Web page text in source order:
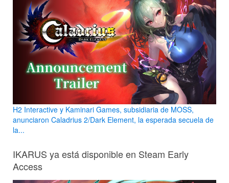
H2 Interactive y Kaminari Games, subsidiaria de MOSS,
anunciaron Caladrius 2/Dark Element, la esperada secuela de
la...
IKARUS ya está disponible en Steam Early
Access